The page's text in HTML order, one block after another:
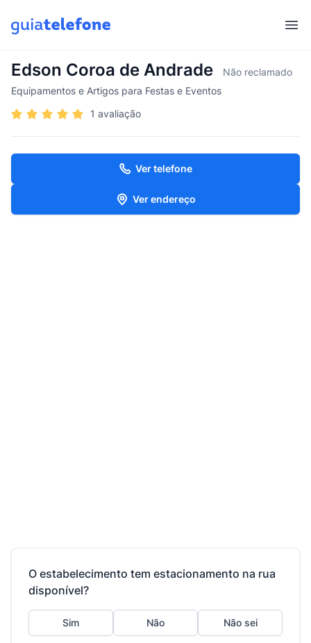
Edson Coroa de Andrade
Não reclamado
Equipamentos e Artigos para Festas e Eventos
1 avaliação
Ver telefone
Ver endereço
O estabelecimento tem estacionamento na rua
disponível?
Sim Não Não sei